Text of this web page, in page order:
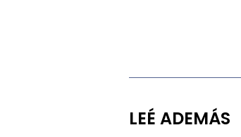
LEÉ ADEMÁS